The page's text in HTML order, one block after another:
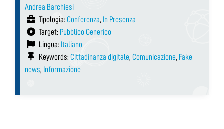
Andrea Barchiesi
Tipologia: Conferenza, In Presenza
Target: Pubblico Generico
Lingua: Italiano
Keywords: Cittadinanza digitale, Comunicazione, Fake
news, Informazione